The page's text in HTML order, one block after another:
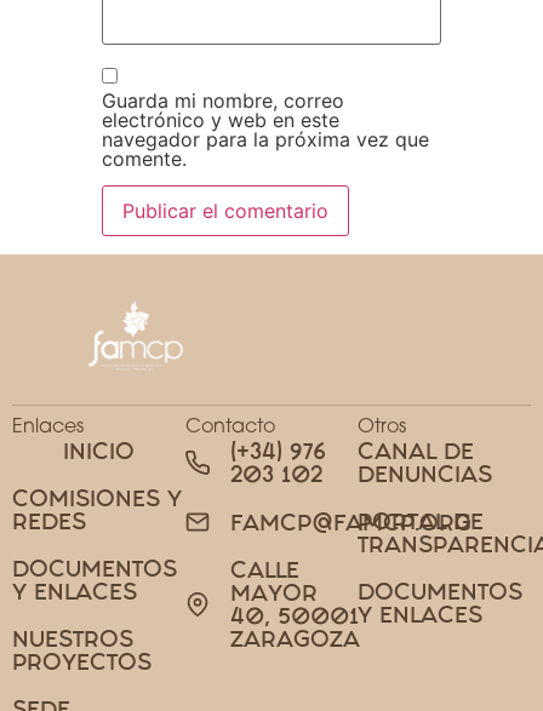
Guarda mi nombre, correo
electrónico y web en este
navegador para la próxima vez que
comente.
Enlaces
INICIO
COMISIONES Y
REDES
DOCUMENTOS
Y ENLACES
NUESTROS
PROYECTOS
Contacto
(+34) 976
203 102
FAMCP@FAMCP.ORG
CALLE
MAYOR
40, 50001
ZARAGOZA
Otros
CANAL DE
DENUNCIAS
PORTAL DE
DOCUMENTOS
Y ENLACES